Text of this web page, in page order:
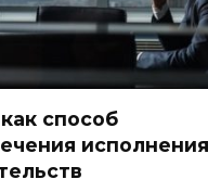
способ
исполнения